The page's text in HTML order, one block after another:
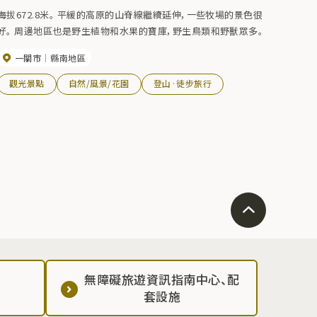
拔672.8米。 平緩的高原的山脊線繼續延伸，一些牧場的景色很
。 周邊地區也是野生植物和水果的寶庫，野生鳥類和野獸眾多。
一關市 縣南地區
觀光景點 自然/風景/花園 登山·徒步旅行
無障礙旅遊資訊指南中心、配
套設施